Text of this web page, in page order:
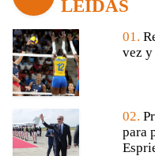
LEÍDAS
01.
vez y
02.
para